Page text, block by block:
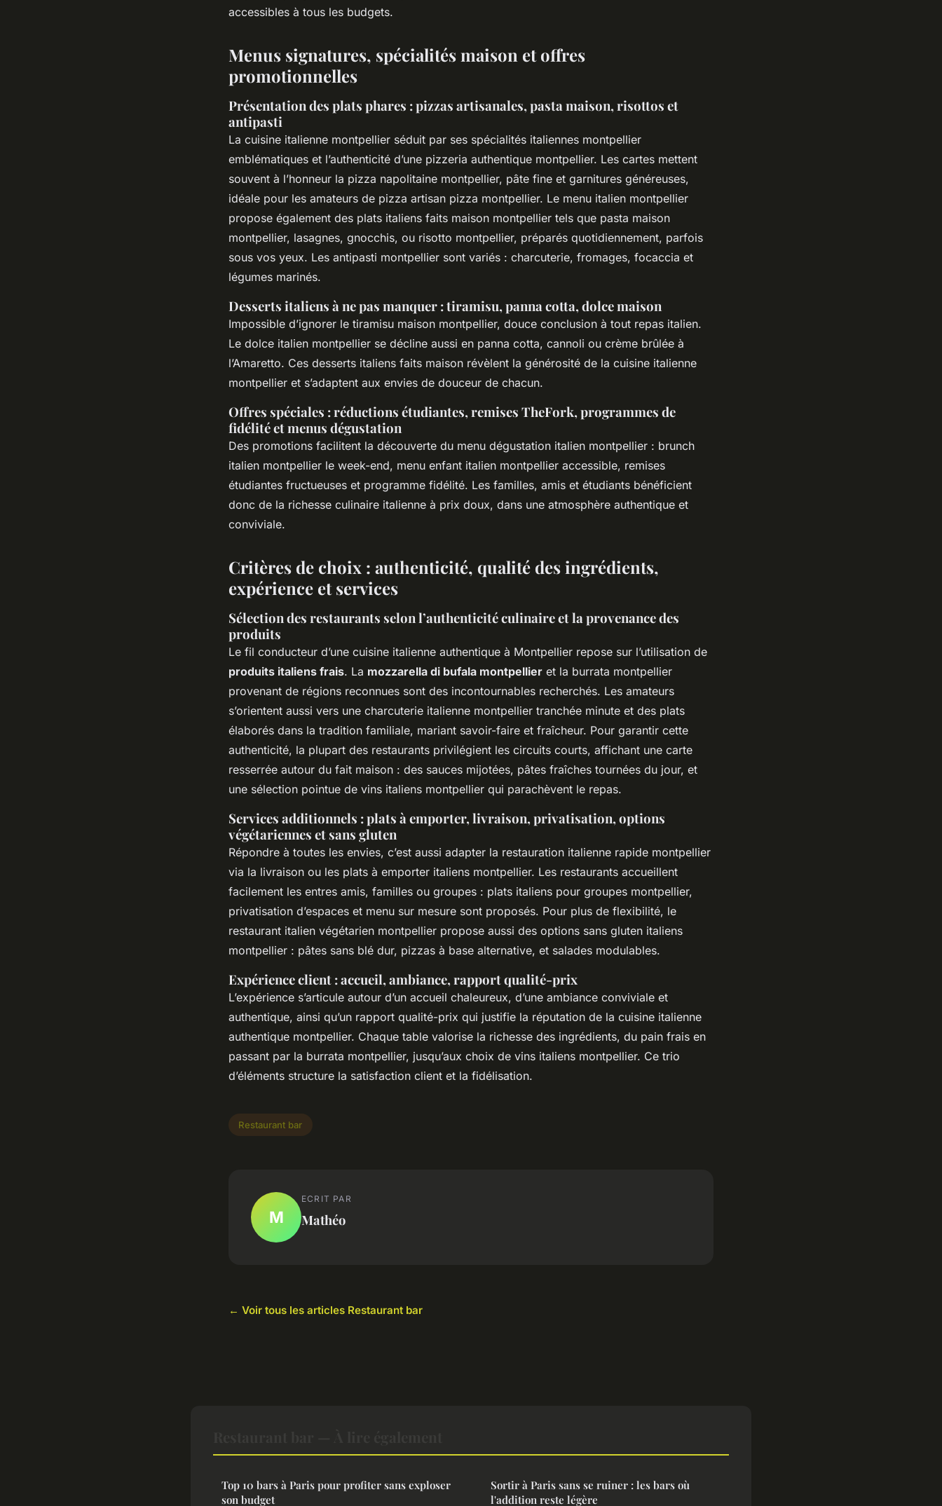
accessibles à tous les budgets.
Menus signatures, spécialités maison et offres
promotionnelles
Présentation des plats phares : pizzas artisanales, pasta maison, risottos et
antipasti
La cuisine italienne montpellier séduit par ses spécialités italiennes montpellier
emblématiques et l’authenticité d’une pizzeria authentique montpellier. Les cartes mettent
souvent à l’honneur la pizza napolitaine montpellier, pâte fine et garnitures généreuses,
idéale pour les amateurs de pizza artisan pizza montpellier. Le menu italien montpellier
propose également des plats italiens faits maison montpellier tels que pasta maison
montpellier, lasagnes, gnocchis, ou risotto montpellier, préparés quotidiennement, parfois
sous vos yeux. Les antipasti montpellier sont variés : charcuterie, fromages, focaccia et
légumes marinés.
Desserts italiens à ne pas manquer : tiramisu, panna cotta, dolce maison
Impossible d’ignorer le tiramisu maison montpellier, douce conclusion à tout repas italien.
Le dolce italien montpellier se décline aussi en panna cotta, cannoli ou crème brûlée à
l’Amaretto. Ces desserts italiens faits maison révèlent la générosité de la cuisine italienne
montpellier et s’adaptent aux envies de douceur de chacun.
Offres spéciales : réductions étudiantes, remises TheFork, programmes de
fidélité et menus dégustation
Des promotions facilitent la découverte du menu dégustation italien montpellier : brunch
italien montpellier le week-end, menu enfant italien montpellier accessible, remises
étudiantes fructueuses et programme fidélité. Les familles, amis et étudiants bénéficient
donc de la richesse culinaire italienne à prix doux, dans une atmosphère authentique et
conviviale.
Critères de choix : authenticité, qualité des ingrédients,
expérience et services
Sélection des restaurants selon l’authenticité culinaire et la provenance des
produits
Le fil conducteur d’une cuisine italienne authentique à Montpellier repose sur l’utilisation de
produits italiens frais. La mozzarella di bufala montpellier et la burrata montpellier
provenant de régions reconnues sont des incontournables recherchés. Les amateurs
s’orientent aussi vers une charcuterie italienne montpellier tranchée minute et des plats
élaborés dans la tradition familiale, mariant savoir-faire et fraîcheur. Pour garantir cette
authenticité, la plupart des restaurants privilégient les circuits courts, affichant une carte
resserrée autour du fait maison : des sauces mijotées, pâtes fraîches tournées du jour, et
une sélection pointue de vins italiens montpellier qui parachèvent le repas.
Services additionnels : plats à emporter, livraison, privatisation, options
végétariennes et sans gluten
Répondre à toutes les envies, c’est aussi adapter la restauration italienne rapide montpellier
via la livraison ou les plats à emporter italiens montpellier. Les restaurants accueillent
facilement les entres amis, familles ou groupes : plats italiens pour groupes montpellier,
privatisation d’espaces et menu sur mesure sont proposés. Pour plus de flexibilité, le
restaurant italien végétarien montpellier propose aussi des options sans gluten italiens
montpellier : pâtes sans blé dur, pizzas à base alternative, et salades modulables.
Expérience client : accueil, ambiance, rapport qualité-prix
L’expérience s’articule autour d’un accueil chaleureux, d’une ambiance conviviale et
authentique, ainsi qu’un rapport qualité-prix qui justifie la réputation de la cuisine italienne
authentique montpellier. Chaque table valorise la richesse des ingrédients, du pain frais en
passant par la burrata montpellier, jusqu’aux choix de vins italiens montpellier. Ce trio
d’éléments structure la satisfaction client et la fidélisation.
Restaurant bar
M
ECRIT PAR
Mathéo
← Voir tous les articles Restaurant bar
Top 10 bars à Paris pour profiter sans exploser
son budget
Sortir à Paris sans se ruiner : les bars où
l'addition reste légère